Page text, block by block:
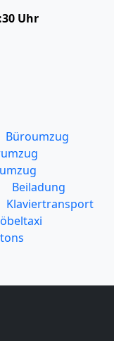
Uhr
Büroumzug
Beiladung
Klaviertransport